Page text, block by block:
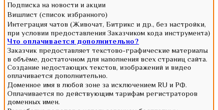
Подписка на новости и акции
Вишлист (список избранного)
Интеграция чатов (Живочат, Битрикс и др., без настройки,
при условии предоставления Заказчиком кода инструмента)
Что оплачивается дополнительно?
Заказчик предоставляет текстово-графические материалы
в объёме, достаточном для наполнения всех страниц сайта.
Создание недостающих текстов, изображений и видео
оплачивается дополнительно.
Доменное имя в любой зоне за исключением RU и РФ.
Оплачивается по действующим тарифам регистраторов
доменных имен.